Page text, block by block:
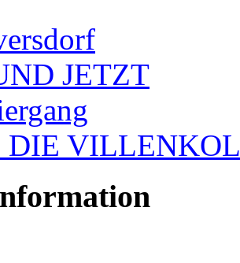
JETZT
DIE